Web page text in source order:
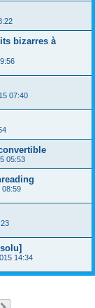
bizarres à
07:40
05:53
08:59
14:34